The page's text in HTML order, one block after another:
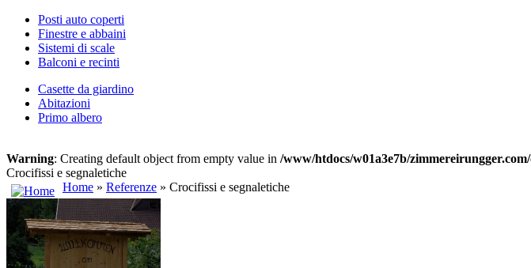
Posti auto coperti
Finestre e abbaini
Sistemi di scale
Balconi e recinti
Casette da giardino
Abitazioni
Primo albero
Warning: Creating default object from empty value in /www/htdocs/w01a3e7b/
Crocifissi e segnaletiche
Home » Referenze » Crocifissi e segnaletiche